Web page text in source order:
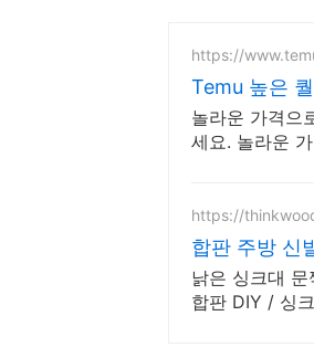
https://
Temu 높은
놀라운 가격으
세요. 놀라운
https://
합판 주방 신
낡은 싱크대
합판 DIY / 싱